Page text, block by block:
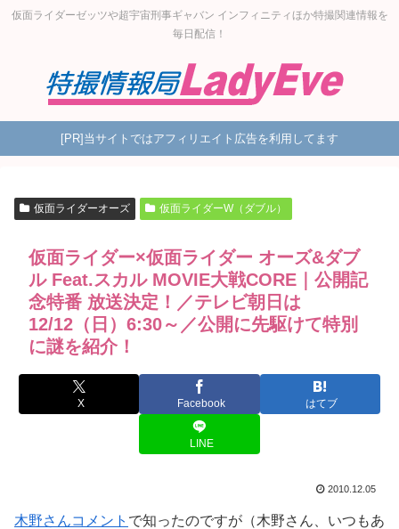
仮面ライダーゼッツや超宇宙刑事ギャバン インフィニティほか特撮関連情報を
毎日配信！
[PR]当サイトではアフィリエイト広告を利用してます
仮面ライダーオーズ 仮面ライダーW（ダブル）
仮面ライダー×仮面ライダー オーズ&ダブ
ル Feat.スカル MOVIE大戦CORE｜公開記
念特番 放送決定！／テレビ朝日は
12/12（日）6:30～／公開に先駆けて特別
に謎を紹介！
X Facebook はてブ
LINE
2010.12.05
木野さんコメント で知ったのですが（木野さん、いつもあ